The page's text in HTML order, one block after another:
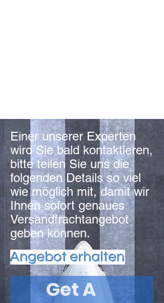
Einer unserer Experten
wird Sie bald kontaktieren,
bitte teilen Sie uns die
folgenden Details so viel
wie möglich mit, damit wir
Ihnen sofort genaues
Versandfrachtangebot
geben können.
Angebot erhalten
Get A